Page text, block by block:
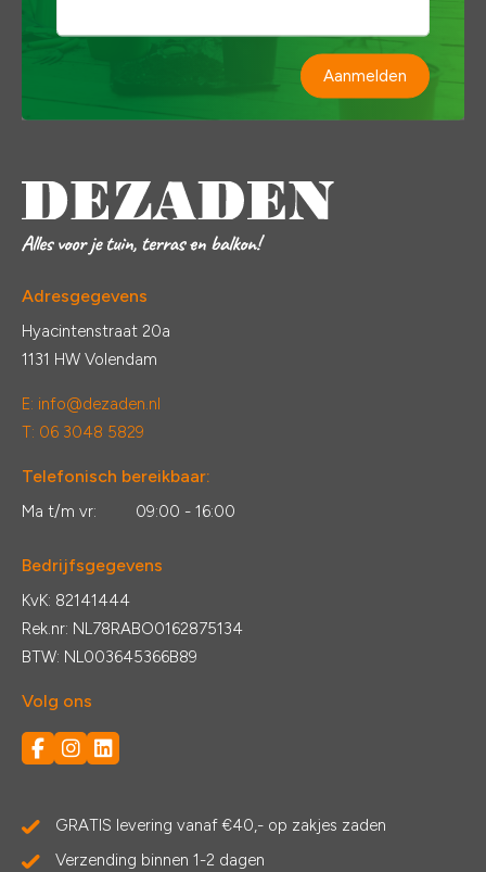
Aanmelden
Adresgegevens
Hyacintenstraat 20a
1131 HW Volendam
E: info@dezaden.nl
T: 06 3048 5829
Telefonisch bereikbaar:
Ma t/m vr: 09:00 - 16:00
Bedrijfsgegevens
KvK: 82141444
Rek.nr: NL78RABO0162875134
BTW: NL003645366B89
Volg ons
GRATIS levering vanaf €40,- op zakjes zaden
Verzending binnen 1-2 dagen